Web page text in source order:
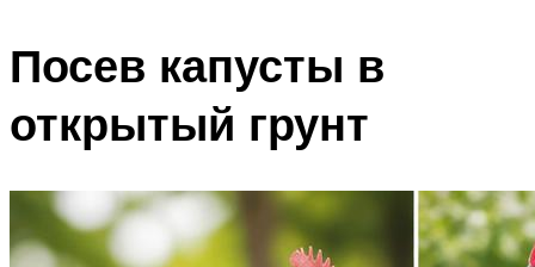
Посев капусты в
открытый грунт